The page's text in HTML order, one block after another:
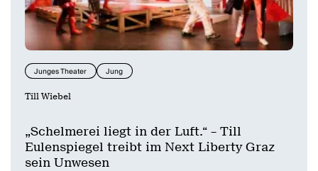
Junges Theater Jung
Till Wiebel
„Schelmerei liegt in der Luft.“ – Till
Eulenspiegel treibt im Next Liberty Graz
sein Unwesen